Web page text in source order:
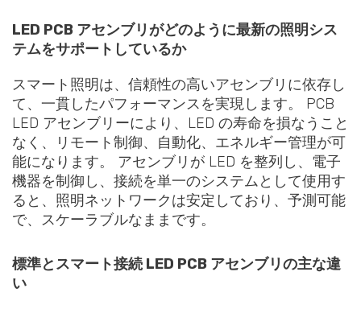
LED PCB アセンブリがどのように最新の照明シス
テムをサポートしているか
スマート照明は、信頼性の高いアセンブリに依存し
て、一貫したパフォーマンスを実現します。 PCB
LED アセンブリーにより、LED の寿命を損なうこと
なく、リモート制御、自動化、エネルギー管理が可
能になります。 アセンブリが LED を整列し、電子
機器を制御し、接続を単一のシステムとして使用す
ると、照明ネットワークは安定しており、予測可能
で、スケーラブルなままです。
標準とスマート接続 LED PCB アセンブリの主な違
い